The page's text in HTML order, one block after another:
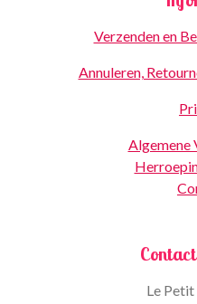
Verzenden en
Annuleren,
Algemene
Le